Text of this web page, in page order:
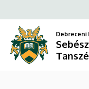
Sebészeti
Műtéttani
Tanszék
a
tartalomra
Debreceni